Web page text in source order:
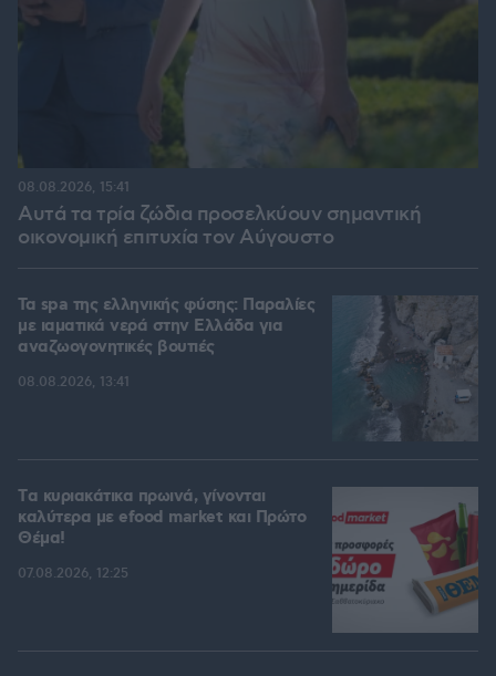
Αυτά τα τρία ζώδια προσελκύουν σημαντική
οικονομική επιτυχία τον Αύγουστο
08.08.2026, 15:41
Τα spa της ελληνικής φύσης: Παραλίες
με ιαματικά νερά στην Ελλάδα για
αναζωογονητικές βουτιές
08.08.2026, 13:41
Tα κυριακάτικα πρωινά, γίνονται
καλύτερα με efood market και Πρώτο
Θέμα!
07.08.2026, 12:25